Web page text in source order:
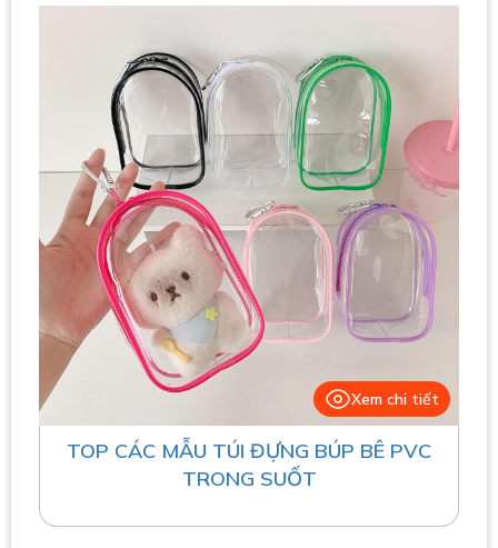
Xem chi tiết
TOP CÁC MẪU TÚI ĐỰNG BÚP BÊ PVC
TRONG SUỐT